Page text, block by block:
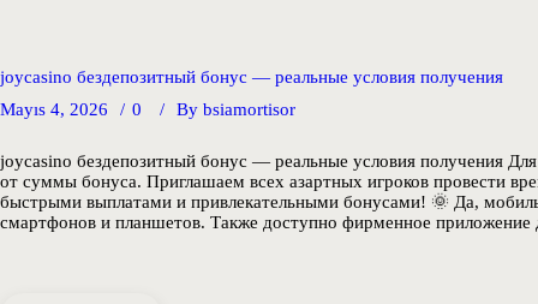
joycasino бездепозитный бонус — реальные условия получения
Mayıs 4, 2026
0 By bsiamortisor
joycasino бездепозитный бонус — реальные условия получения
от суммы бонуса. Приглашаем всех азартных игроков провести
быстрыми выплатами и привлекательными бонусами! 🌞 Да,
смартфонов и планшетов. Также доступно фирменное